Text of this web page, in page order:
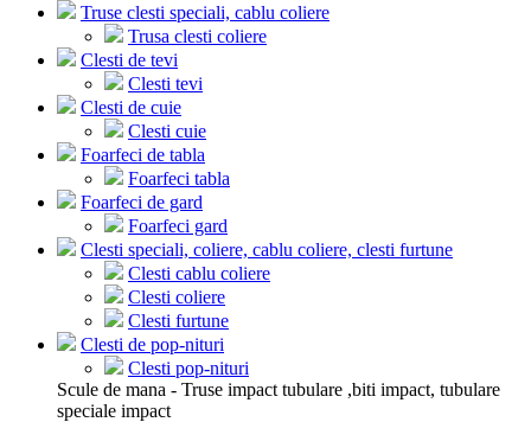
Truse clesti speciali, cablu coliere
Trusa clesti coliere
Clesti de tevi
Clesti tevi
Clesti de cuie
Clesti cuie
Foarfeci de tabla
Foarfeci tabla
Foarfeci de gard
Foarfeci gard
Clesti speciali, coliere, cablu coliere, clesti furtune
Clesti cablu coliere
Clesti coliere
Clesti furtune
Clesti de pop-nituri
Clesti pop-nituri
Scule de mana - Truse impact tubulare ,biti impact, tubulare
speciale impact